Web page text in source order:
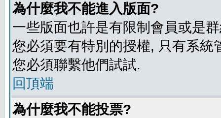
為什麼我不能進入版面?
一些版面也許是有限制會員或是
您必須要有特別的授權, 只有系
您必須聯繫他們試試.
回頂端
為什麼我不能投票?